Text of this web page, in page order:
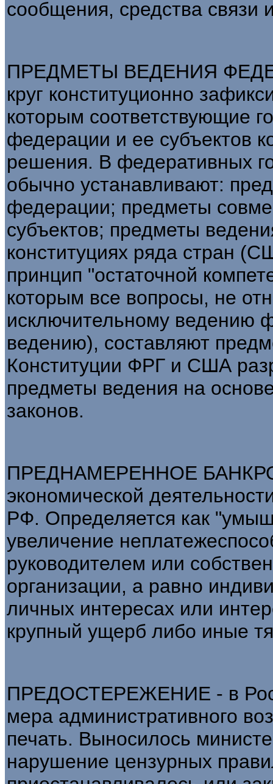
сообщения, средства связи
ПРЕДМЕТЫ ВЕДЕНИЯ
круг конституционно
которым соответствующие
федерации и ее субъектов
решения. В федеративных
обычно устанавливают:
федерации; предметы
субъектов; предметы
конституциях ряда стран
принцип "остаточной
которым все вопросы, не
исключительному ведению
ведению), составляют
Конституции ФРГ и США
предметы ведения на
законов.
ПРЕДНАМЕРЕННОЕ
экономической
РФ. Определяется как
увеличение
руководителем или
организации, а равно
личных интересах или
крупный ущерб либо иные
ПРЕДОСТЕРЕЖЕНИЕ - в
мера административного
печать. Выносилось
нарушение цензурных